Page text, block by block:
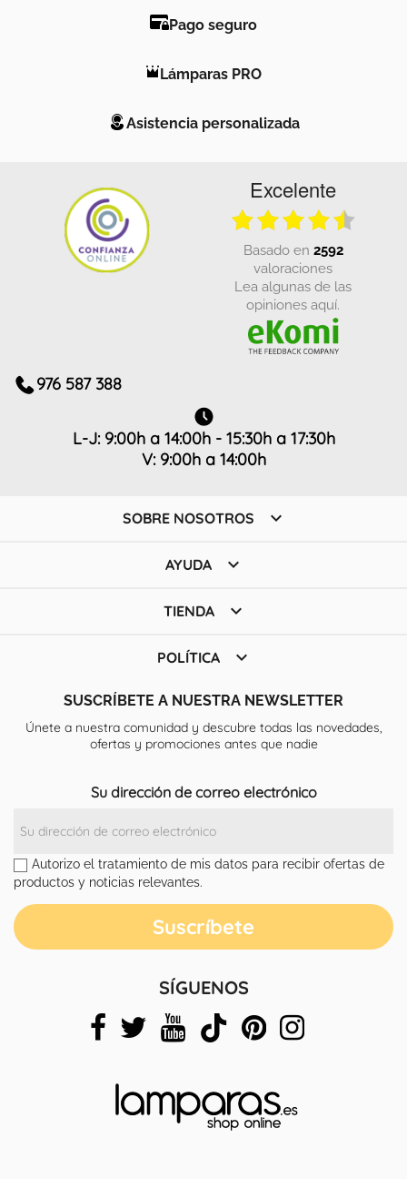
Pago seguro
Lámparas PRO
Asistencia personalizada
Excelente
basado en 2592
valoraciones
Lea algunas de las
opiniones aquí.
976 587 388
L-J: 9:00h a 14:00h - 15:30h a 17:30h
V: 9:00h a 14:00h
SOBRE NOSOTROS 
AYUDA 
TIENDA 
POLÍTICA 
SUSCRÍBETE A NUESTRA NEWSLETTER
Únete a nuestra comunidad y descubre todas las novedades,
ofertas y promociones antes que nadie
Su dirección de correo electrónico
Autorizo el tratamiento de mis datos para recibir ofertas de
productos y noticias relevantes.
SÍGUENOS